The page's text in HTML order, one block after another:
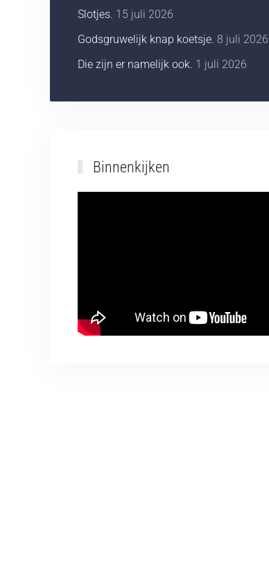
Slotjes. 15 juli 2026
Godsgruwelijk knap koetsje. 8 juli 2026
Die zijn er namelijk ook. 1 juli 2026
Binnenkijken